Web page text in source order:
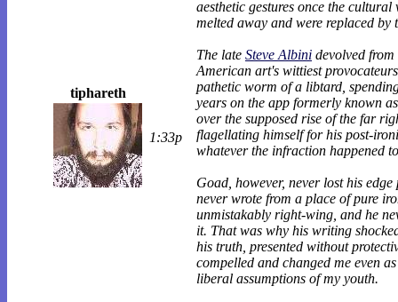
tiphareth
1:33p
aesthetic gestures once the cultural
melted away and were replaced by
The late Steve Albini devolved
American art's wittiest
pathetic worm of a libtard,
years on the app formerly known
over the supposed rise of the far
flagellating himself for his post-
whatever the infraction happened
Goad, however, never lost his edge
never wrote from a place of pure
unmistakably right-wing, and he
it. That was why his writing
his truth, presented without
compelled and changed me even
liberal assumptions of my youth.